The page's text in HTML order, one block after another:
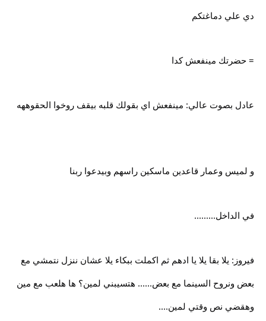
دي علي دماغتكم
= حضرتك مينفعش كدا
عادل بصوت عالي: مينفعش اي بقولك قلبه بيقف روخوا الحقوههه
و لميس وعمار قاعدين ماسكين راسهم وبيدعوا ربنا
في الداخل.........
فيروز: يلا بقا يلا يا ادهم ثم اكملت ببكاء يلا عشان ننزل نتمشي مع
بعض ونروح السينما مع بعض...... هتسيبني لمين؟ ها هلعب مع مين
وهقضي نص وقتي لمين....